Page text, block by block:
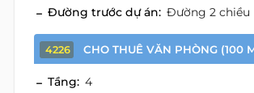
Đường trước dự án: Đường 2 chiều
4226 CHO THUÊ VĂN PHÒNG (100
Tầng: 4